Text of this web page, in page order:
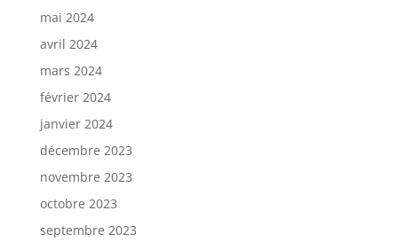
mai 2024
avril 2024
mars 2024
février 2024
janvier 2024
décembre 2023
novembre 2023
octobre 2023
septembre 2023